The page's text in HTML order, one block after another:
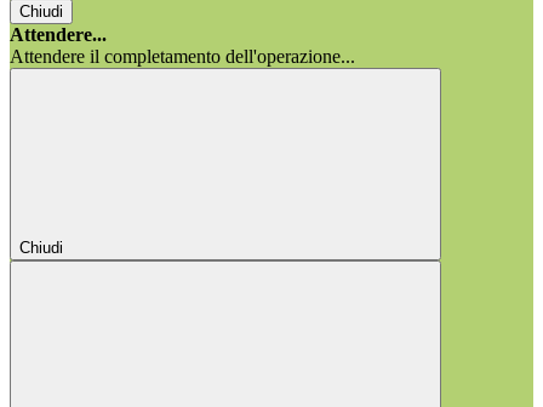
Chiudi
Attendere...
Attendere il completamento dell'operazione...
Chiudi